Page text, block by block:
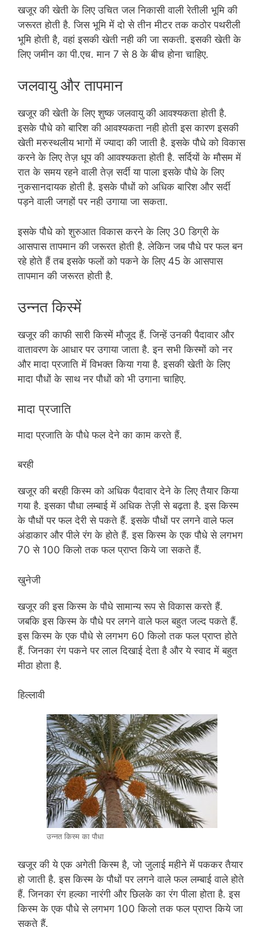
खजूर की खेती के लिए उचित जल निकासी वाली रेतीली भूमि की
जरूरत होती है. जिस भूमि में दो से तीन मीटर तक कठोर पथरीली
भूमि होती है, वहां इसकी खेती नही की जा सकती. इसकी खेती के
लिए जमीन का पी.एच. मान 7 से 8 के बीच होना चाहिए.
जलवायु और तापमान
खजूर की खेती के लिए शुष्क जलवायु की आवश्यकता होती है.
इसके पौधे को बारिश की आवश्यकता नही होती इस कारण इसकी
खेती मरुस्थलीय भागों में ज्यादा की जाती है. इसके पौधे को विकास
करने के लिए तेज़ धूप की आवश्यकता होती है. सर्दियों के मौसम में
रात के समय रहने वाली तेज़ सर्दी या पाला इसके पौधे के लिए
नुकसानदायक होती है. इसके पौधों को अधिक बारिश और सर्दी
पड़ने वाली जगहों पर नही उगाया जा सकता.
इसके पौधे को शुरुआत विकास करने के लिए 30 डिग्री के
आसपास तापमान की जरूरत होती है. लेकिन जब पौधे पर फल बन
रहे होते हैं तब इसके फलों को पकने के लिए 45 के आसपास
तापमान की जरूरत होती है.
उन्नत किस्में
खजूर की काफी सारी किस्में मौजूद हैं. जिन्हें उनकी पैदावार और
वातावरण के आधार पर उगाया जाता है. इन सभी किस्मों को नर
और मादा प्रजाति में विभक्त किया गया है. इसकी खेती के लिए
मादा पौधों के साथ नर पौधों को भी उगाना चाहिए.
मादा प्रजाति
मादा प्रजाति के पौधे फल देने का काम करते हैं.
बरही
खजूर की बरही किस्म को अधिक पैदावार देने के लिए तैयार किया
गया है. इसका पौधा लम्बाई में अधिक तेज़ी से बढ़ता है. इस किस्म
के पौधों पर फल देरी से पकते हैं. इसके पौधों पर लगने वाले फल
अंडाकार और पीले रंग के होते हैं. इस किस्म के एक पौधे से लगभग
70 से 100 किलो तक फल प्राप्त किये जा सकते हैं.
खुनेजी
खजूर की इस किस्म के पौधे सामान्य रूप से विकास करते हैं.
जबकि इस किस्म के पौधे पर लगने वाले फल बहुत जल्द पकते हैं.
इस किस्म के एक पौधे से लगभग 60 किलो तक फल प्राप्त होते
हैं. जिनका रंग पकने पर लाल दिखाई देता है और ये स्वाद में बहुत
मीठा होता है.
हिल्लावी
उन्नत किस्म का पौधा
खजूर की ये एक अगेती किस्म है, जो जुलाई महीने में पककर तैयार
हो जाती है. इस किस्म के पौधों पर लगने वाले फल लम्बाई वाले होते
हैं. जिनका रंग हल्का नारंगी और छिलके का रंग पीला होता है. इस
किस्म के एक पौधे से लगभग 100 किलो तक फल प्राप्त किये जा
सकते हैं.